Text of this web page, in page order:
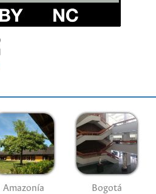
Amazonía Bogotá